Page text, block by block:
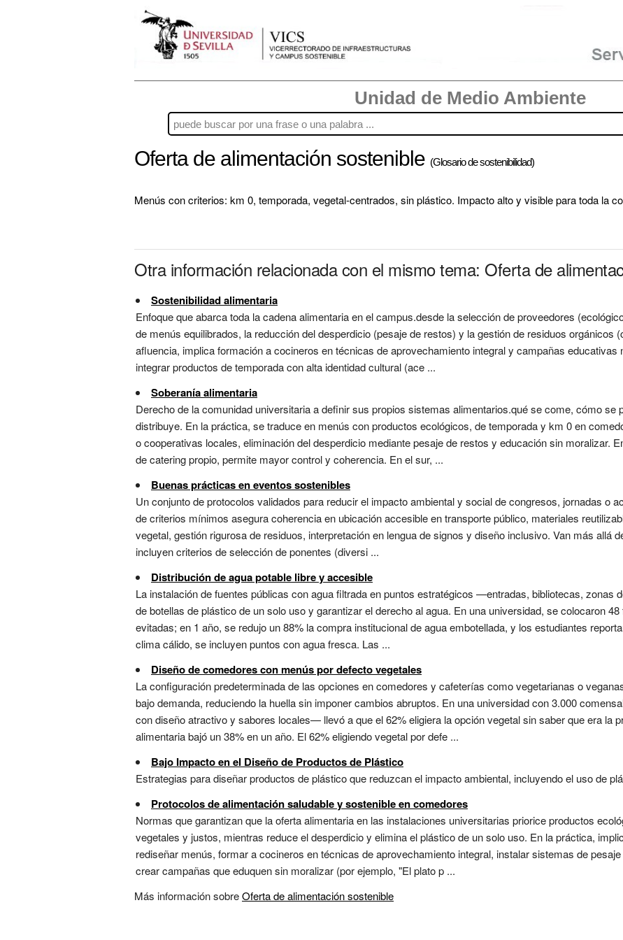
Unidad de Medio Ambiente
Oferta de alimentación sostenible (Glosario de sostenibilidad)
Menús con criterios: km 0, temporada, vegetal-centrados, sin plástico. Impacto alto y visible para toda la
Otra información relacionada con el mismo tema: Oferta de
Sostenibilidad alimentaria
Enfoque que abarca toda la cadena alimentaria en el campus.desde la selección de proveedores
de menús equilibrados, la reducción del desperdicio (pesaje de restos) y la gestión de residuos orgánicos
afluencia, implica formación a cocineros en técnicas de aprovechamiento integral y campañas educativas
integrar productos de temporada con alta identidad cultural (ace ...
Soberanía alimentaria
Derecho de la comunidad universitaria a definir sus propios sistemas alimentarios.qué se come, cómo se
distribuye. En la práctica, se traduce en menús con productos ecológicos, de temporada y km 0 en
o cooperativas locales, eliminación del desperdicio mediante pesaje de restos y educación sin moralizar.
de catering propio, permite mayor control y coherencia. En el sur, ...
Buenas prácticas en eventos sostenibles
Un conjunto de protocolos validados para reducir el impacto ambiental y social de congresos, jornadas o
de criterios mínimos asegura coherencia en ubicación accesible en transporte público, materiales
vegetal, gestión rigurosa de residuos, interpretación en lengua de signos y diseño inclusivo. Van más allá
incluyen criterios de selección de ponentes (diversi ...
Distribución de agua potable libre y accesible
La instalación de fuentes públicas con agua filtrada en puntos estratégicos —entradas, bibliotecas,
de botellas de plástico de un solo uso y garantizar el derecho al agua. En una universidad, se colocaron
evitadas; en 1 año, se redujo un 88% la compra institucional de agua embotellada, y los estudiantes
clima cálido, se incluyen puntos con agua fresca. Las ...
Diseño de comedores con menús por defecto vegetales
La configuración predeterminada de las opciones en comedores y cafeterías como vegetarianas o
bajo demanda, reduciendo la huella sin imponer cambios abruptos. En una universidad con 3.000
con diseño atractivo y sabores locales— llevó a que el 62% eligiera la opción vegetal sin saber que era la
alimentaria bajó un 38% en un año. El 62% eligiendo vegetal por defe ...
Bajo Impacto en el Diseño de Productos de Plástico
Estrategias para diseñar productos de plástico que reduzcan el impacto ambiental, incluyendo el uso de
Protocolos de alimentación saludable y sostenible en comedores
Normas que garantizan que la oferta alimentaria en las instalaciones universitarias priorice productos
vegetales y justos, mientras reduce el desperdicio y elimina el plástico de un solo uso. En la práctica,
rediseñar menús, formar a cocineros en técnicas de aprovechamiento integral, instalar sistemas de
crear campañas que eduquen sin moralizar (por ejemplo, "El plato p ...
Más información sobreOferta de alimentación sostenible